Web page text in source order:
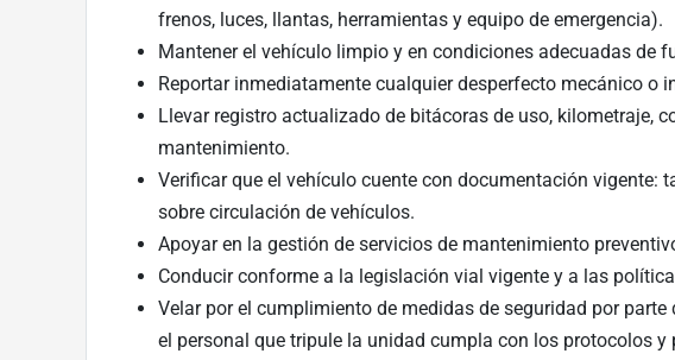
frenos, luces, llantas, herramientas y equipo de emergencia).
Mantener el vehículo limpio y en condiciones adecuadas de
Reportar inmediatamente cualquier desperfecto mecánico o
Llevar registro actualizado de bitácoras de uso, kilometraje,
mantenimiento.
Verificar que el vehículo cuente con documentación vigente:
sobre circulación de vehículos.
Apoyar en la gestión de servicios de mantenimiento
Conducir conforme a la legislación vial vigente y a las
Velar por el cumplimiento de medidas de seguridad por
el personal que tripule la unidad cumpla con los protocolos y